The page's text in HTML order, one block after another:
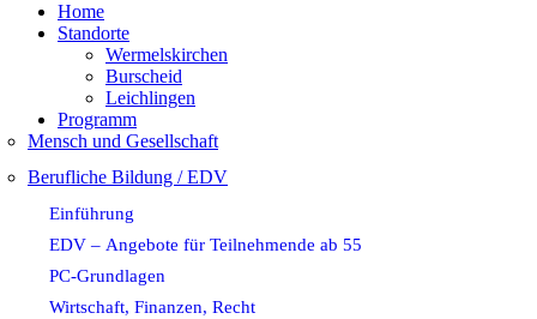
Home
Standorte
Wermelskirchen
Burscheid
Leichlingen
Programm
Mensch und Gesellschaft
Berufliche Bildung / EDV
Einführung
EDV – Angebote für Teilnehmende ab 55
PC-Grundlagen
Wirtschaft, Finanzen, Recht